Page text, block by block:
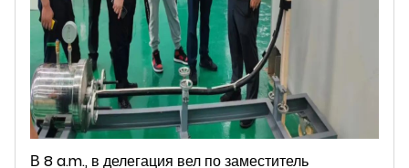
В 8 a.m., в делегация вел по заместитель